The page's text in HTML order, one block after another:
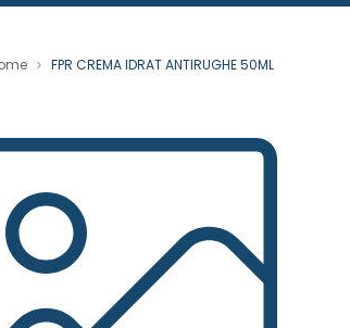
FPR CREMA IDRAT ANTIRUGHE 50ML